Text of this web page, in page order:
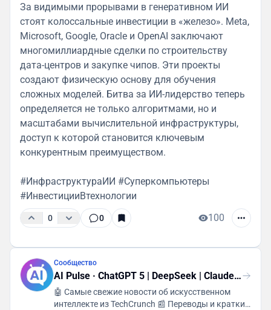
За видимыми прорывами в генеративном ИИ
стоят колоссальные инвестиции в «железо». Meta,
Microsoft, Google, Oracle и OpenAI заключают
многомиллиардные сделки по строительству
дата-центров и закупке чипов. Эти проекты
создают физическую основу для обучения
сложных моделей. Битва за ИИ-лидерство теперь
определяется не только алгоритмами, но и
масштабами вычислительной инфраструктуры,
доступ к которой становится ключевым
конкурентным преимуществом.
#ИнфраструктураИИ #Суперкомпьютеры
#ИнвестицииВтехнологии
0 0 100
Сообщество
AI Pulse · ChatGPT 5 | DeepSeek | Claude | Grok
🤖 Самые свежие новости об искусственном
интеллекте из TechCrunch 📰 Переводы и краткие